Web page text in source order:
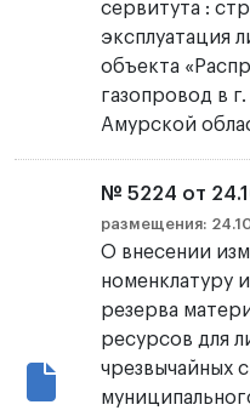
сервитута :
эксплуатация
объекта
газопровод в
Амурской
№ 5224 от
размещения:
О внесении
номенклатуру
резерва
ресурсов для
чрезвычайных